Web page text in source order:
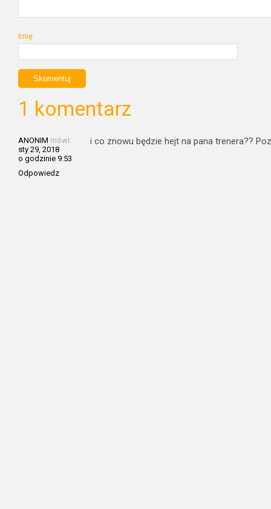
Imię
1 komentarz
ANONIM mówi:
sty 29, 2018
o godzinie 9:53
Odpowiedz
i co znowu będzie hejt na pana trenera??